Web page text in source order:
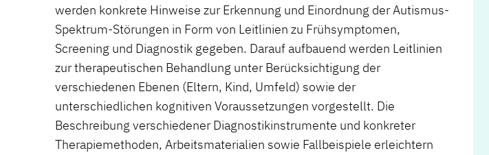
werden konkrete Hinweise zur Erkennung und Einordnung der Autismus-
Spektrum-Störungen in Form von Leitlinien zu Frühsymptomen,
Screening und Diagnostik gegeben. Darauf aufbauend werden Leitlinien
zur therapeutischen Behandlung unter Berücksichtigung der
verschiedenen Ebenen (Eltern, Kind, Umfeld) sowie der
unterschiedlichen kognitiven Voraussetzungen vorgestellt. Die
Beschreibung verschiedener Diagnostikinstrumente und konkreter
Therapiemethoden, Arbeitsmaterialien sowie Fallbeispiele erleichtern